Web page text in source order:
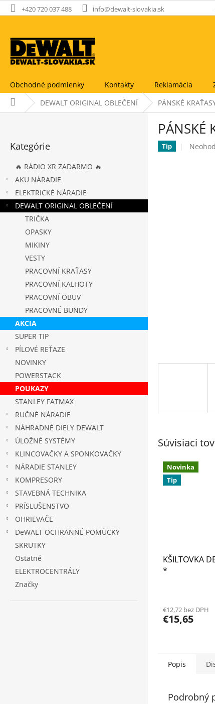
Prejsť
na
+420 720 037 488 info@dewalt-slovakia.sk
Obchodné podmienky Kontakty Reklamácia
DomovDEWALT ORIGINAL OBLEČENÍ PÁNSKÉ
kategórie
Kategórie
🔥 RÁDIO XR ZADARMO 🔥
AKU NÁRADIE
ELEKTRICKÉ NÁRADIE
DEWALT ORIGINAL OBLEČENÍ
TRIČKA
OPASKY
MIKINY
VESTY
PRACOVNÍ KRAŤASY
PRACOVNÍ KALHOTY
PRACOVNÍ OBUV
PRACOVNÉ BUNDY
AKCIA
SUPER TIP
PÍLOVÉ REŤAZE
NOVINKY
POWERSTACK
POUKAZY
STANLEY FATMAX
RUČNÉ NÁRADIE
NÁHRADNÉ DIELY DEWALT
ÚLOŽNÉ SYSTÉMY
KLINCOVAČKY A SPONKOVAČKY
NÁRADIE STANLEY
KOMPRESORY
STAVEBNÁ TECHNIKA
PRÍSLUŠENSTVO
OHRIEVAČE
DeWALT OCHRANNÉ POMŮCKY
SKRUTKY
Ostatné
ELEKTROCENTRÁLY
Značky
PÁNSKÉ
Tip
Súvisiaci
Novinka
Tip
KŠILTOVKA
*
produktu
je
hviezdičiek.
€12,72 bez DPH
€15,65
Popis
Podrobný